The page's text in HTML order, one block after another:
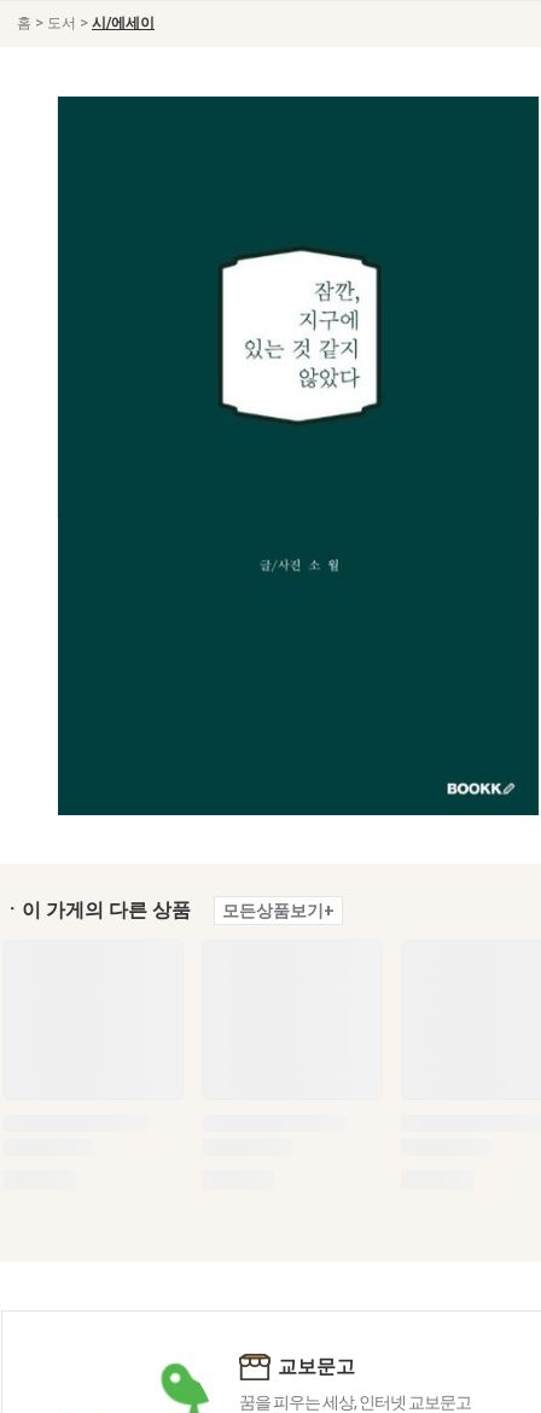
홈 > 도서 > 시/에세이
ㆍ이 가게의 다른 상품 모든상품보기+
교보문고
꿈을 피우는 세상, 인터넷 교보문고